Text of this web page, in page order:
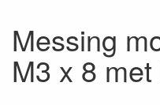
Messing
M3 x 8